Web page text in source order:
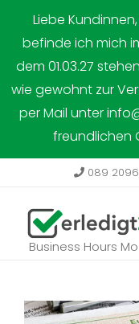
Liebe
befinde ich mich
dem 01.03.27
wie gewohnt zur
per Mail unter
freundlichen
089
Business Hours